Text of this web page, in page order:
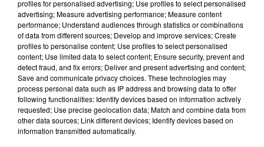
5 août 2026
Europa-Park : des précisons sur
l’après Euro-Mir
profiles for personalised advertising; Use profiles to select personalised
advertising; Measure advertising performance; Measure content
performance; Understand audiences through statistics or combinations
of data from different sources; Develop and improve services; Create
profiles to personalise content; Use profiles to select personalised
content; Use limited data to select content; Ensure security, prevent and
detect fraud, and fix errors; Deliver and present advertising and content;
Save and communicate privacy choices. These technologies may
process personal data such as IP address and browsing data to offer
following functionalities: Identify devices based on information actively
requested; Use precise geolocation data; Match and combine data from
other data sources; Link different devices; Identify devices based on
information transmitted automatically.